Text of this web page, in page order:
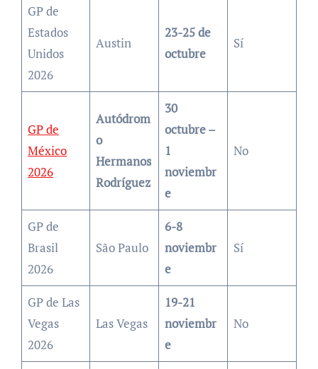
GP de
Estados
Unidos
2026
Austin
23-25 de
octubre
Sí
GP de
México
2026
Autódrom
o
Hermanos
Rodríguez
30
octubre –
1
noviembr
e
No
GP de
Brasil
2026
São Paulo
6-8
noviembr
e
Sí
GP de Las
Vegas
2026
Las Vegas
19-21
noviembr
e
No